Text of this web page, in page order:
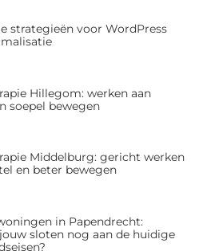
strategieën voor WordPress
Hillegom: werken aan
soepel bewegen
Middelburg: gericht werken
en beter bewegen
in Papendrecht:
sloten nog aan de huidige